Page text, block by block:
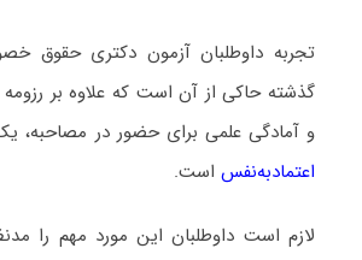
تجربه داوطلبان آزمون دکتری حقوق
گذشته حاکی از آن است که علاوه بر
و آمادگی علمی برای حضور در مصاحبه،
اعتمادبه‌نفساست.
لازم است داوطلبان این مورد مهم را